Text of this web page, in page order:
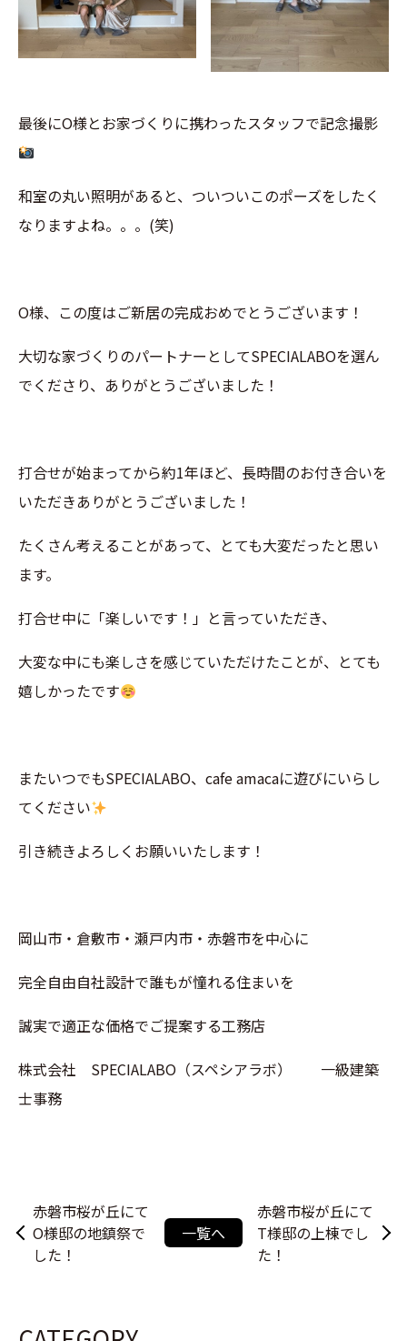
最後にO様とお家づくりに携わったスタッフで記念撮影
和室の丸い照明があると、ついついこのポーズをしたく
なりますよね。。。(笑)
O様、この度はご新居の完成おめでとうございます！
大切な家づくりのパートナーとしてSPECIALABOを選ん
でくださり、ありがとうございました！
打合せが始まってから約1年ほど、長時間のお付き合いを
いただきありがとうございました！
たくさん考えることがあって、とても大変だったと思い
ます。
打合せ中に「楽しいです！」と言っていただき、
大変な中にも楽しさを感じていただけたことが、とても
嬉しかったです
またいつでもSPECIALABO、cafe amacaに遊びにいらし
てください
引き続きよろしくお願いいたします！
岡山市・倉敷市・瀬戸内市・赤磐市を中心に
完全自由自社設計で誰もが憧れる住まいを
誠実で適正な価格でご提案する工務店
株式会社 SPECIALABO（スペシアラボ） 一級建築
士事務
赤磐市桜が丘にて
O様邸の地鎮祭で
した！
一覧へ
赤磐市桜が丘にて
T様邸の上棟でし
た！